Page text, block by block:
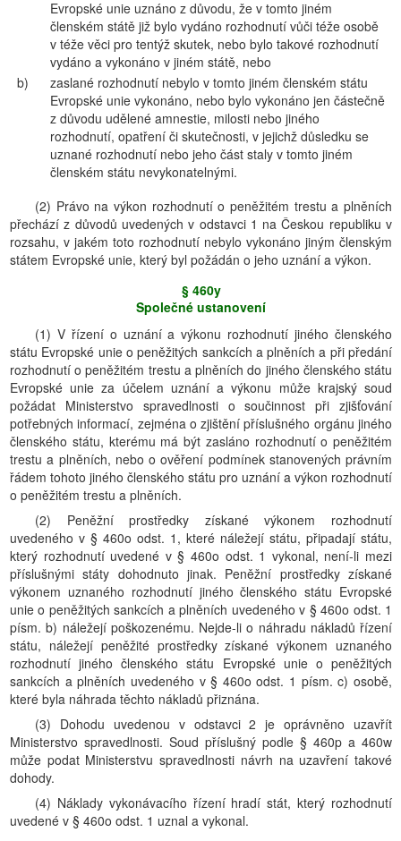
Evropské unie uznáno z důvodu, že v tomto jiném
členském státě již bylo vydáno rozhodnutí vůči téže osobě
v téže věci pro tentýž skutek, nebo bylo takové rozhodnutí
vydáno a vykonáno v jiném státě, nebo
b)
zaslané rozhodnutí nebylo v tomto jiném členském státu
Evropské unie vykonáno, nebo bylo vykonáno jen částečně
z důvodu udělené amnestie, milosti nebo jiného
rozhodnutí, opatření či skutečnosti, v jejichž důsledku se
uznané rozhodnutí nebo jeho část staly v tomto jiném
členském státu nevykonatelnými.
(2) Právo na výkon rozhodnutí o peněžitém trestu a plněních
přechází z důvodů uvedených v odstavci 1 na Českou republiku v
rozsahu, v jakém toto rozhodnutí nebylo vykonáno jiným členským
státem Evropské unie, který byl požádán o jeho uznání a výkon.
§ 460y
Společné ustanovení
(1) V řízení o uznání a výkonu rozhodnutí jiného členského
státu Evropské unie o peněžitých sankcích a plněních a při předání
rozhodnutí o peněžitém trestu a plněních do jiného členského státu
Evropské unie za účelem uznání a výkonu může krajský soud
požádat Ministerstvo spravedlnosti o součinnost při zjišťování
potřebných informací, zejména o zjištění příslušného orgánu jiného
členského státu, kterému má být zasláno rozhodnutí o peněžitém
trestu a plněních, nebo o ověření podmínek stanovených právním
řádem tohoto jiného členského státu pro uznání a výkon rozhodnutí
o peněžitém trestu a plněních.
(2) Peněžní prostředky získané výkonem rozhodnutí
uvedeného v § 460o odst. 1, které náležejí státu, připadají státu,
který rozhodnutí uvedené v § 460o odst. 1 vykonal, není-li mezi
příslušnými státy dohodnuto jinak. Peněžní prostředky získané
výkonem uznaného rozhodnutí jiného členského státu Evropské
unie o peněžitých sankcích a plněních uvedeného v § 460o odst. 1
písm. b) náležejí poškozenému. Nejde-li o náhradu nákladů řízení
státu, náležejí peněžité prostředky získané výkonem uznaného
rozhodnutí jiného členského státu Evropské unie o peněžitých
sankcích a plněních uvedeného v § 460o odst. 1 písm. c) osobě,
které byla náhrada těchto nákladů přiznána.
(3) Dohodu uvedenou v odstavci 2 je oprávněno uzavřít
Ministerstvo spravedlnosti. Soud příslušný podle § 460p a 460w
může podat Ministerstvu spravedlnosti návrh na uzavření takové
dohody.
(4) Náklady vykonávacího řízení hradí stát, který rozhodnutí
uvedené v § 460o odst. 1 uznal a vykonal.